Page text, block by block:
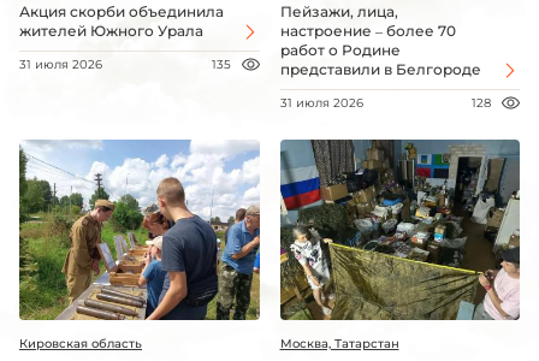
Акция скорби объединила
жителей Южного Урала
31 июля 2026 135
Пейзажи, лица,
настроение – более 70
работ о Родине
представили в Белгороде
31 июля 2026 128
Кировская область Москва, Татарстан